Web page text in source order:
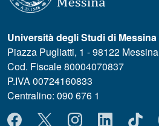
Università degli Studi di Messina
Piazza Pugliatti, 1 - 98122 Messina
Cod. Fiscale 80004070837
P.IVA 00724160833
Centralino: 090 676 1
MENÙ SOCIAL